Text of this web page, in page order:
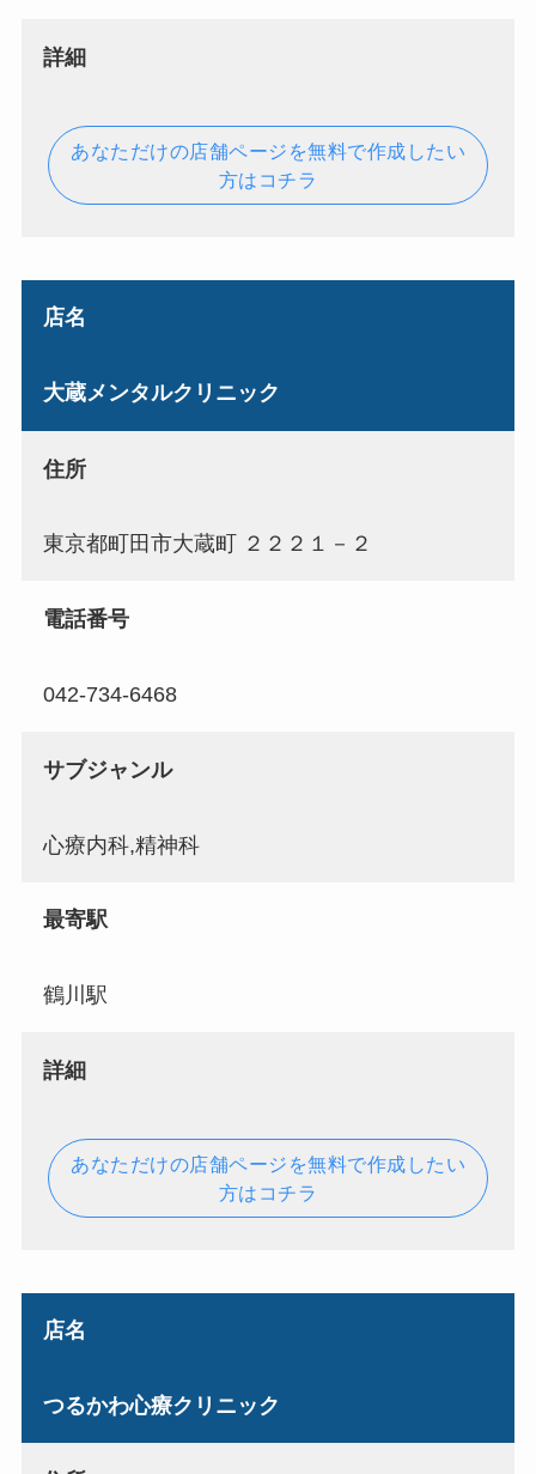
詳細
あなただけの店舗ページを無料で作成したい
方はコチラ
店名
大蔵メンタルクリニック
住所
東京都町田市大蔵町 ２２２１－２
電話番号
042-734-6468
サブジャンル
心療内科,精神科
最寄駅
鶴川駅
詳細
あなただけの店舗ページを無料で作成したい
方はコチラ
店名
つるかわ心療クリニック